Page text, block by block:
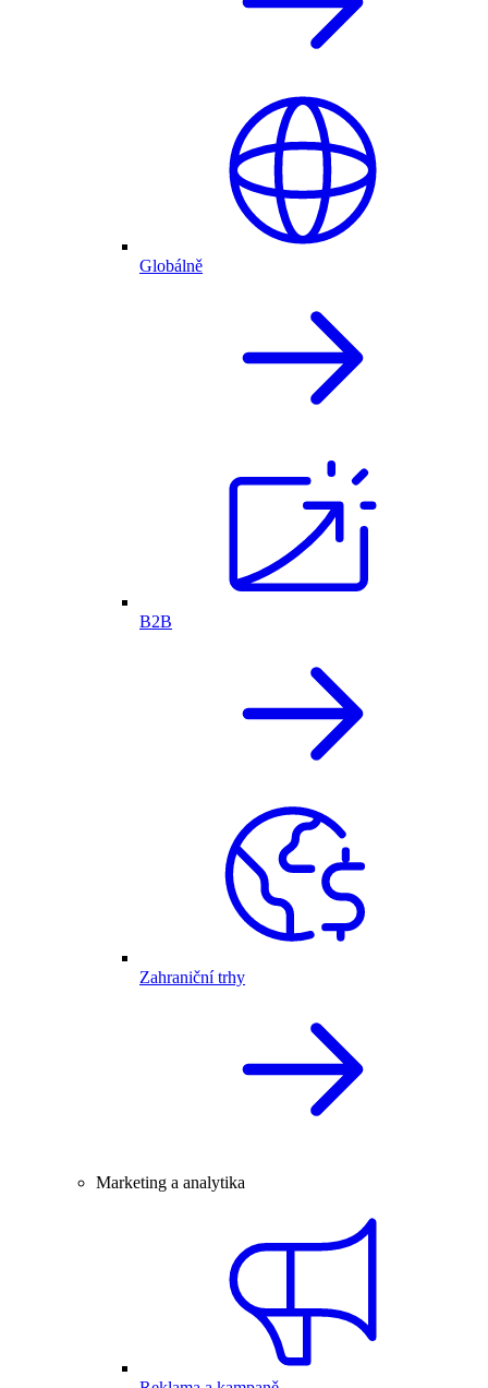
Globálně
B2B
Zahraniční trhy
Marketing a analytika